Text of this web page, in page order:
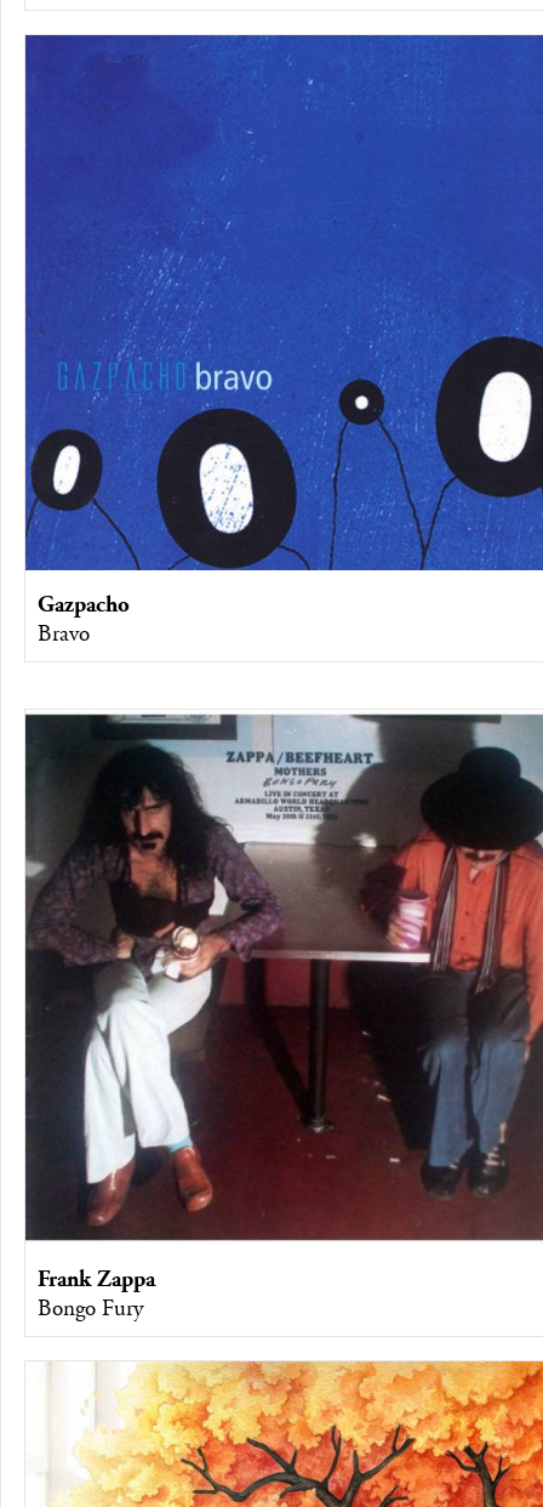
Gazpacho
Bravo
Frank Zappa
Bongo Fury